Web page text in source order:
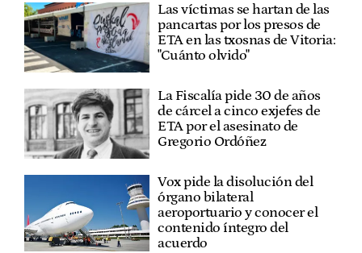
Las víctimas se hartan de las
pancartas por los presos de
ETA en las txosnas de Vitoria:
"Cuánto olvido"
La Fiscalía pide 30 de años
de cárcel a cinco exjefes de
ETA por el asesinato de
Gregorio Ordóñez
Vox pide la disolución del
órgano bilateral
aeroportuario y conocer el
contenido íntegro del
acuerdo